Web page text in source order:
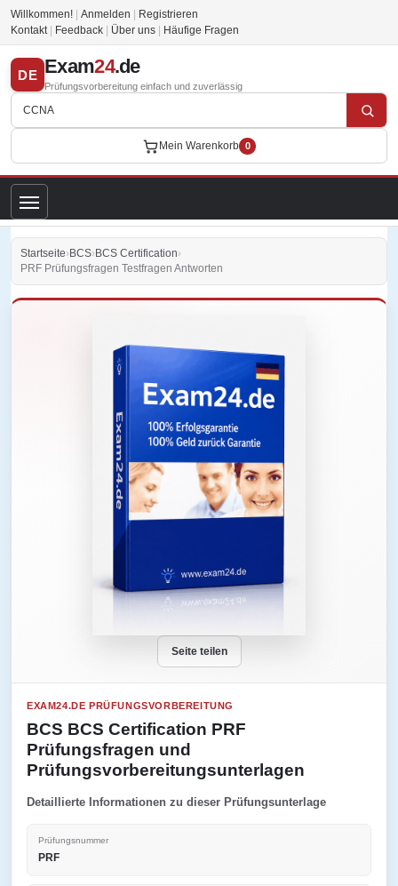
Willkommen! Anmelden
Registrieren
Kontakt
Feedback Über uns Häufige Fragen
DE Exam24.de
Prüfungsvorbereitung einfach und zuverlässig
Mein Warenkorb 0
Startseite›BCS›BCS Certification›
PRF Prüfungsfragen Testfragen Antworten
Seite teilen
EXAM24.DE PRÜFUNGSVORBEREITUNG
BCS BCS Certification PRF
Prüfungsfragen und
Prüfungsvorbereitungsunterlagen
Detaillierte Informationen zu dieser Prüfungsunterlage
Prüfungsnummer
PRF